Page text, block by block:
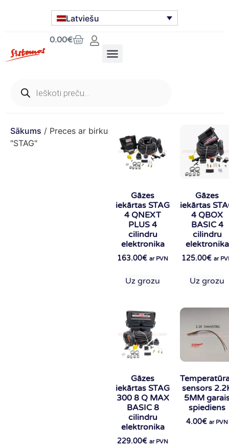
Latviešu
0.00€
Sākums / Preces ar birku
"STAG"
Gāzes
iekārtas STAG
4 QNEXT
PLUS 4
cilindru
elektronika
163.00€ ar PVN
Uz grozu
Gāzes
iekārtas
4 QBOX
BASIC 4
cilindru
elektronika
125.00€ ar
Uz grozu
Gāzes
iekārtas STAG
300 8 Q MAX
BASIC 8
cilindru
elektronika
229.00€ ar PVN
sensors
5MM
spiediens
4.00€ ar PVN